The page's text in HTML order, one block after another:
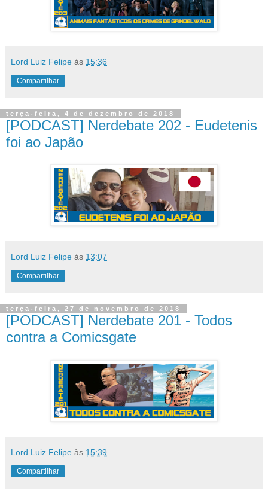
Lord Luiz Felipe às 15:36
Compartilhar
terça-feira, 4 de dezembro de 2018
[PODCAST] Nerdebate 202 - Eudetenis
foi ao Japão
Lord Luiz Felipe às 13:07
Compartilhar
terça-feira, 27 de novembro de 2018
[PODCAST] Nerdebate 201 - Todos
contra a Comicsgate
Lord Luiz Felipe às 15:39
Compartilhar